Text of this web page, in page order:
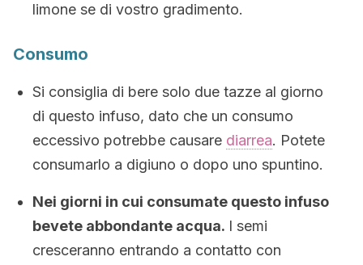
limone se di vostro gradimento.
Consumo
Si consiglia di bere solo due tazze al giorno
di questo infuso, dato che un consumo
eccessivo potrebbe causare diarrea. Potete
consumarlo a digiuno o dopo uno spuntino.
Nei giorni in cui consumate questo infuso
bevete abbondante acqua. I semi
cresceranno entrando a contatto con